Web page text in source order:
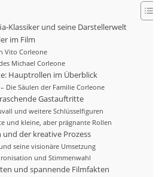
Klassiker und seine Darstellerwelt
im Film
Vito Corleone
Michael Corleone
Hauptrollen im Überblick
Die Säulen der Familie Corleone
Gastauftritte
und weitere Schlüsselfiguren
und kleine, aber prägnante Rollen
und der kreative Prozess
seine visionäre Umsetzung
und Stimmenwahl
und spannende Filmfakten